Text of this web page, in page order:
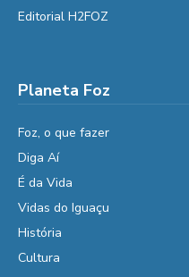
Editorial H2FOZ
Planeta Foz
Foz, o que fazer
Diga Aí
É da Vida
Vidas do Iguaçu
História
Cultura